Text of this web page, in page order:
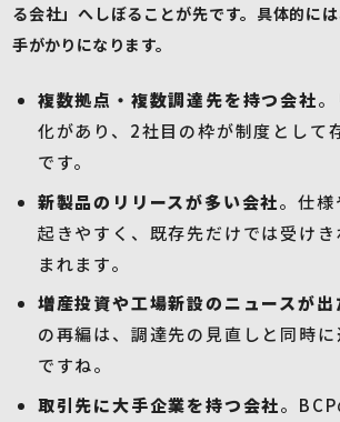
る会社」へしぼることが先です。具体的に
手がかりになります。
複数拠点・複数調達先を持つ会社
化があり、2社目の枠が制度として
です。
新製品のリリースが多い会社。仕
起きやすく、既存先だけでは受け
まれます。
増産投資や工場新設のニュースが出
の再編は、調達先の見直しと同時
ですね。
取引先に大手企業を持つ会社。